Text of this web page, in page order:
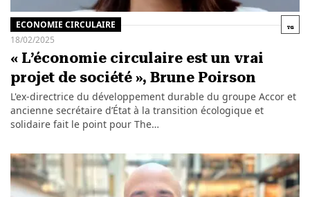
ECONOMIE CIRCULAIRE
18/02/2025
« L’économie circulaire est un vrai
projet de société », Brune Poirson
L'ex-directrice du développement durable du groupe Accor et
ancienne secrétaire d’État à la transition écologique et
solidaire fait le point pour The…